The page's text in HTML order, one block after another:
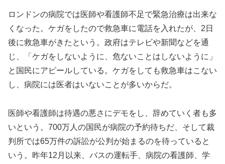
ロンドンの病院では医師や看護師不足で緊急治療は出来な
くなった。ケガをしたので救急車に電話を入れたが、2日
後に救急車がきたという。政府はテレビや新聞などを通
じ、「ケガをしないように、危ないことはしないように」
と国民にアピールしている。ケガをしても救急車はこない
し、病院には医者はいないことが多いからだ。
医師や看護師は待遇の悪さにデモをし、辞めていく者も多
いという。700万人の国民が病院の予約待ちだ、そして裁
判所では65万件の訴訟が公判が始まるのを待っていると
いう。昨年12月以来、バスの運転手、病院の看護師、学